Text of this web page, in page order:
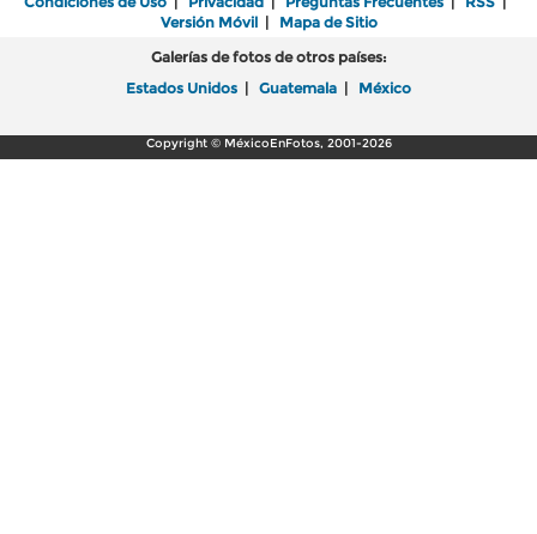
Versión Móvil| Mapa de Sitio
Galerías de fotos de otros países:
Estados Unidos | Guatemala | México
Copyright © MéxicoEnFotos, 2001-2026